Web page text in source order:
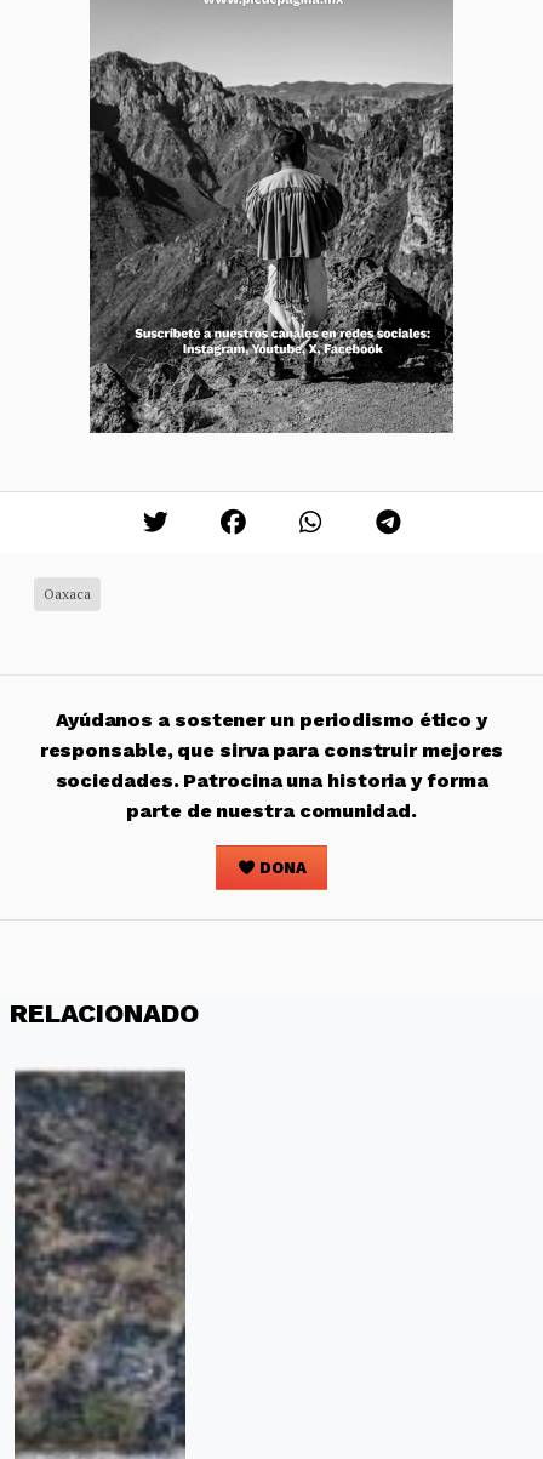
Oaxaca
Ayúdanos a sostener un periodismo ético y
responsable, que sirva para construir mejores
sociedades. Patrocina una historia y forma
parte de nuestra comunidad.
DONA
RELACIONADO